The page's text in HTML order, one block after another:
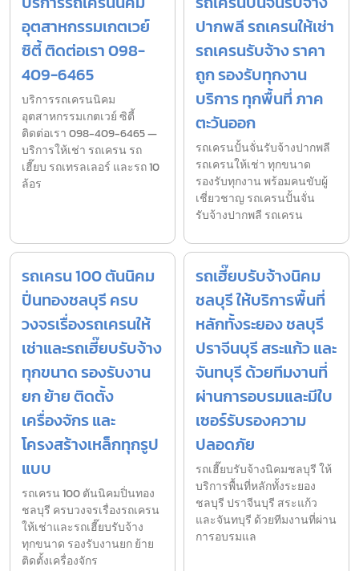
อุตสาหกรรมเกตเวย์
ซิตี้ ติดต่อเรา 098-
409-6465
บริการรถเครนนิคม
อุตสาหกรรมเกตเวย์ ซิตี้
ติดต่อเรา 098-409-6465 —
บริการให้เช่า รถเครน รถ
เฮี๊ยบ รถเทรลเลอร์ และรถ 10
ล้อร
ปากพลี รถเครนให้เช่า
รถเครนรับจ้าง ราคา
ถูก รองรับทุกงาน
บริการ ทุกพื้นที่ ภาค
ตะวันออก
รถเครนปั้นจั่นรับจ้างปากพลี
รถเครนให้เช่า ทุกขนาด
รองรับทุกงาน พร้อมคนขับผู้
เชี่ยวชาญ รถเครนปั้นจั่น
รับจ้างปากพลี รถเครน
รถเครน 100 ตันนิคม
ปิ่นทองชลบุรี ครบ
วงจรเรื่องรถเครนให้
เช่าและรถเฮี๊ยบรับจ้าง
ทุกขนาด รองรับงาน
ยก ย้าย ติดตั้ง
เครื่องจักร และ
โครงสร้างเหล็กทุกรูป
แบบ
รถเครน 100 ตันนิคมปิ่นทอง
ชลบุรี ครบวงจรเรื่องรถเครน
ให้เช่าและรถเฮี๊ยบรับจ้าง
ทุกขนาด รองรับงานยก ย้าย
ติดตั้งเครื่องจักร
รถเฮี๊ยบรับจ้างนิคม
ชลบุรี ให้บริการพื้นที่
หลักทั้งระยอง ชลบุรี
ปราจีนบุรี สระแก้ว และ
จันทบุรี ด้วยทีมงานที่
ผ่านการอบรมและมีใบ
เซอร์รับรองความ
ปลอดภัย
รถเฮี๊ยบรับจ้างนิคมชลบุรี ให้
บริการพื้นที่หลักทั้งระยอง
ชลบุรี ปราจีนบุรี สระแก้ว
และจันทบุรี ด้วยทีมงานที่ผ่าน
การอบรมแล